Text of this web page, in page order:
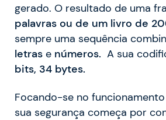
gerado. O resultado de uma
palavras ou de um livro de
sempre uma sequência
letras e números. A sua
bits, 34 bytes.
Focando-se no
sua segurança começa por